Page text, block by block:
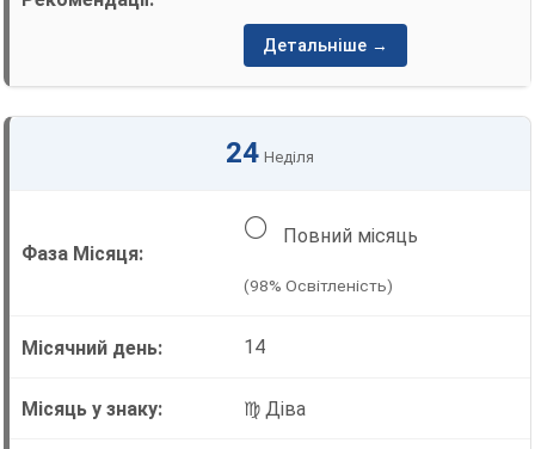
Детальніше →
24 Неділя
🌕 Повний місяць
(98% Освітленість)
14
♍ Діва